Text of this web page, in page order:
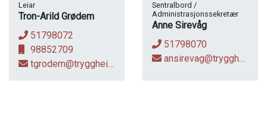
Leiar
Tron-Arild Grødem
51798072
98852709
tgrodem@tryggheim.no
Sentralbord /
Administrasjonssekretær
Anne Sirevåg
51798070
ansirevag@tryggheim.no